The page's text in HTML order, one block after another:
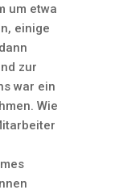
um etwa
einige
zur
war ein
Wie